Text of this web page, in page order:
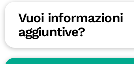
Vuoi informazioni
aggiuntive?